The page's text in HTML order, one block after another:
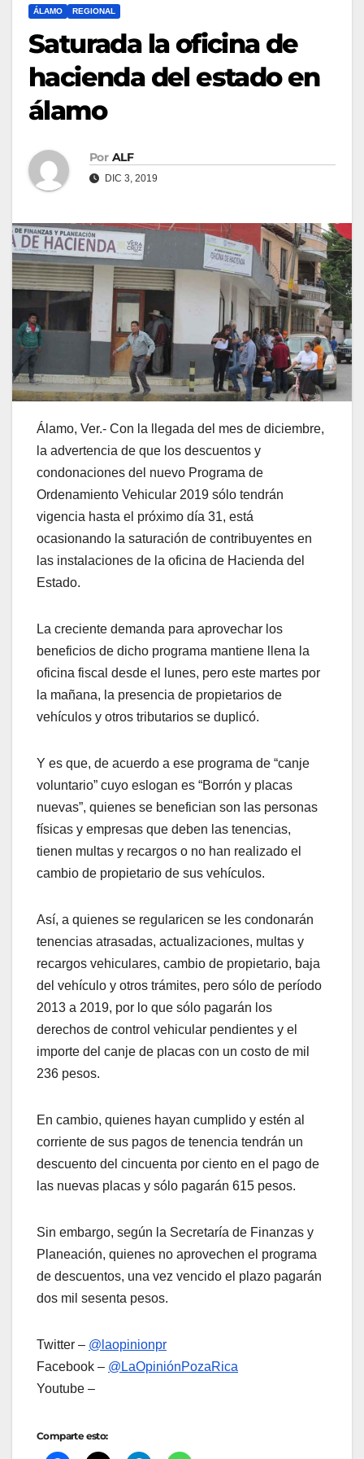
ÁLAMO REGIONAL
Saturada la oficina de
hacienda del estado en
álamo
Por ALF
DIC 3, 2019
Álamo, Ver.- Con la llegada del mes de diciembre,
la advertencia de que los descuentos y
condonaciones del nuevo Programa de
Ordenamiento Vehicular 2019 sólo tendrán
vigencia hasta el próximo día 31, está
ocasionando la saturación de contribuyentes en
las instalaciones de la oficina de Hacienda del
Estado.
La creciente demanda para aprovechar los
beneficios de dicho programa mantiene llena la
oficina fiscal desde el lunes, pero este martes por
la mañana, la presencia de propietarios de
vehículos y otros tributarios se duplicó.
Y es que, de acuerdo a ese programa de “canje
voluntario” cuyo eslogan es “Borrón y placas
nuevas”, quienes se benefician son las personas
físicas y empresas que deben las tenencias,
tienen multas y recargos o no han realizado el
cambio de propietario de sus vehículos.
Así, a quienes se regularicen se les condonarán
tenencias atrasadas, actualizaciones, multas y
recargos vehiculares, cambio de propietario, baja
del vehículo y otros trámites, pero sólo de período
2013 a 2019, por lo que sólo pagarán los
derechos de control vehicular pendientes y el
importe del canje de placas con un costo de mil
236 pesos.
En cambio, quienes hayan cumplido y estén al
corriente de sus pagos de tenencia tendrán un
descuento del cincuenta por ciento en el pago de
las nuevas placas y sólo pagarán 615 pesos.
Sin embargo, según la Secretaría de Finanzas y
Planeación, quienes no aprovechen el programa
de descuentos, una vez vencido el plazo pagarán
dos mil sesenta pesos.
Twitter – @laopinionpr
Facebook – @LaOpiniónPozaRica
Youtube –
Comparte esto: